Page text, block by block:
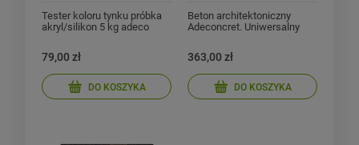
Tester koloru tynku próbka
akryl/silikon 5 kg adeco
79,00 zł
DO KOSZYKA
Beton architektoniczny
Adeconcret. Uniwersalny
363,00 zł
DO KOSZYKA